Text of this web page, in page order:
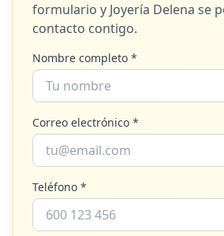
formulario y Joyería Delena se
contacto contigo.
Nombre completo *
Correo electrónico *
Teléfono *